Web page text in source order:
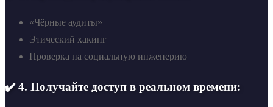
«Чёрные аудиты»
Этический хакинг
Проверка на социальную инженерию
✔️ 4. Получайте доступ в реальном времени: